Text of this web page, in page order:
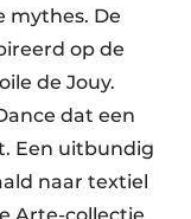
mythes. De
op de
de Jouy.
dat een
Een uitbundig
naar textiel